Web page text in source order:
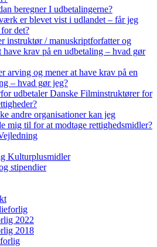
beregner I udbetalingerne?
er blevet vist i udlandet – får jeg
det?
instruktør / manuskriptforfatter og
have krav på en udbetaling – hvad gør
arving og mener at have krav på en
– hvad gør jeg?
udbetaler Danske Filminstruktører for
andre organisationer kan jeg
mig til for at modtage rettighedsmidler?
Kulturplusmidler
stipendier
2022
2018